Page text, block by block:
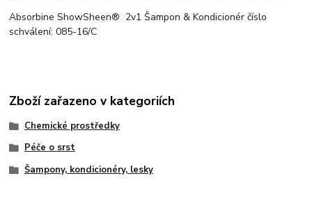
Absorbine ShowSheen® 2v1 Šampon & Kondicionér číslo
schválení: 085-16/C
Zboží zařazeno v kategoriích
Chemické prostředky
Péče o srst
Šampony, kondicionéry, lesky